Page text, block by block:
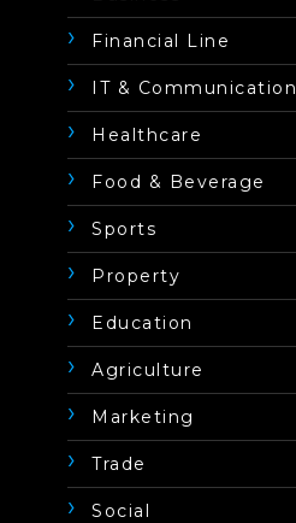
Financial Line
IT & Communication
Healthcare
Food & Beverage
Sports
Property
Education
Agriculture
Marketing
Trade
Social